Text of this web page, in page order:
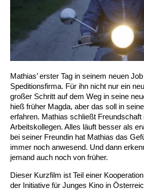
Mathias’ erster Tag in seinem neuen
Speditionsfirma. Für ihn nicht nur ein
großer Schritt auf dem Weg in seine
hieß früher Magda, aber das soll in
erfahren. Mathias schließt Freundschaft
Arbeitskollegen. Alles läuft besser als
bei seiner Freundin hat Mathias das
immer noch anwesend. Und dann
jemand auch noch von früher.
Dieser Kurzfilm ist Teil einer
der Initiative für Junges Kino in